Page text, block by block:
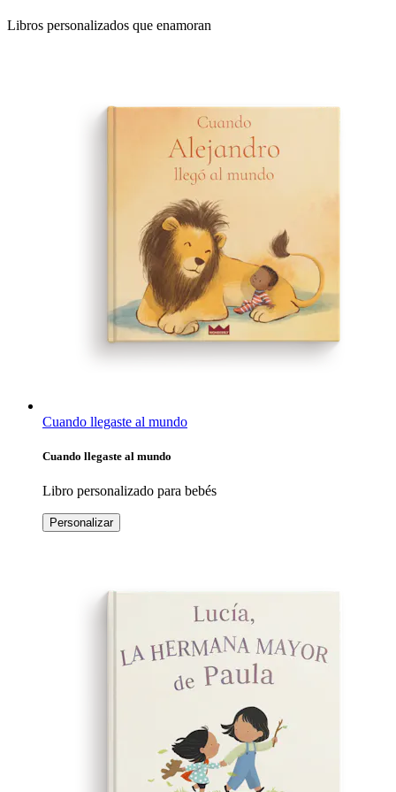
Libros personalizados que enamoran
Cuando llegaste al mundo
Cuando llegaste al mundo
Libro personalizado para bebés
Personalizar